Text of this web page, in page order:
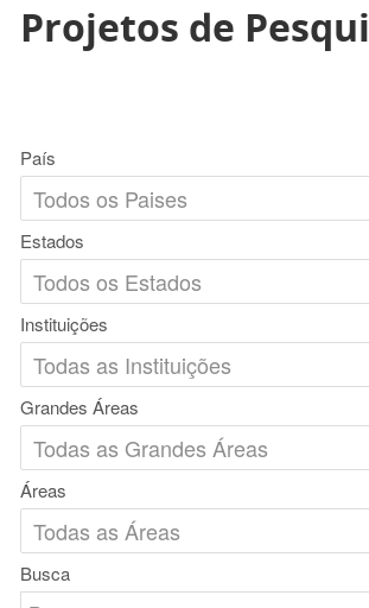
Projetos de
País
Estados
Instituições
Grandes Áreas
Áreas
Busca